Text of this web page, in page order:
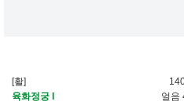
[활]
육화정궁 I
얼음